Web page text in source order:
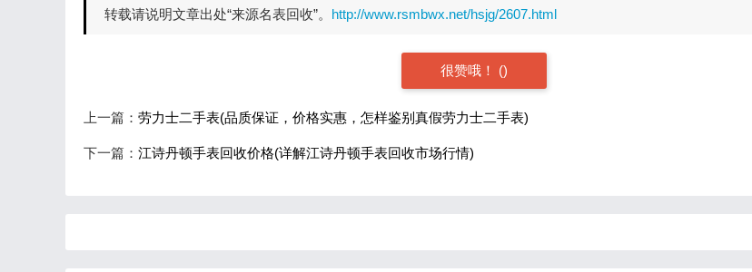
转载请说明文章出处“来源名表回收”。 http://www.rsmbwx.net/hsjg/2607.html
很赞哦！ ()
上一篇： 劳力士二手表(品质保证，价格实惠，怎样鉴别真假劳力士二手表)
下一篇： 江诗丹顿手表回收价格(详解江诗丹顿手表回收市场行情)